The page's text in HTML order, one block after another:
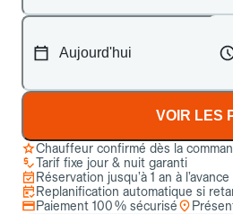
VOIR LES
Chauffeur confirmé dès la
Tarif fixe jour & nuit garanti
Réservation jusqu’à 1 an à l’avance
Replanification automatique si
Paiement 100 % sécurisé